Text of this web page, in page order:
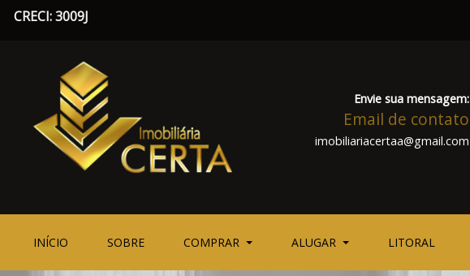
CRECI: 3009J
Envie sua mensagem:
Email de contato
imobiliariacertaa@gmail.com
INÍCIO (CURRENT)SOBRE(CURRENT)COMPRAR ALUGAR LITORAL